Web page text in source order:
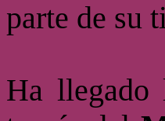
parte de su
Ha